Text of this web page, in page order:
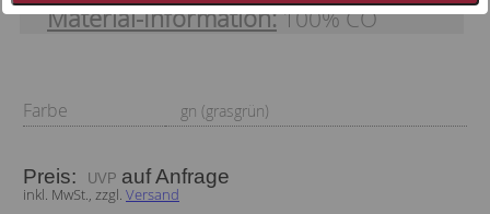
Material-Information:100% CO
Farbe gn (grasgrün)
Preis: auf Anfrage
inkl. MwSt., zzgl. Versand